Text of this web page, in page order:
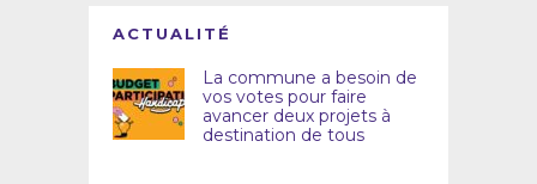
ACTUALITÉ
La commune a besoin de
vos votes pour faire
avancer deux projets à
destination de tous